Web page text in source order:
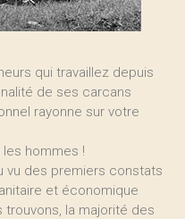
qui travaillez depuis
de ses carcans
rayonne sur votre
hommes !
vu des premiers constats
et économique
trouvons, la majorité des